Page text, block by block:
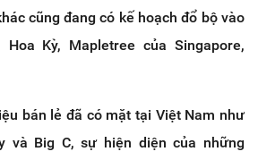
cũng đang có kế hoạch đổ bộ vào
Kỳ, Mapletree của Singapore,
bán lẻ đã có mặt tại Việt Nam như
và Big C, sự hiện diện của những